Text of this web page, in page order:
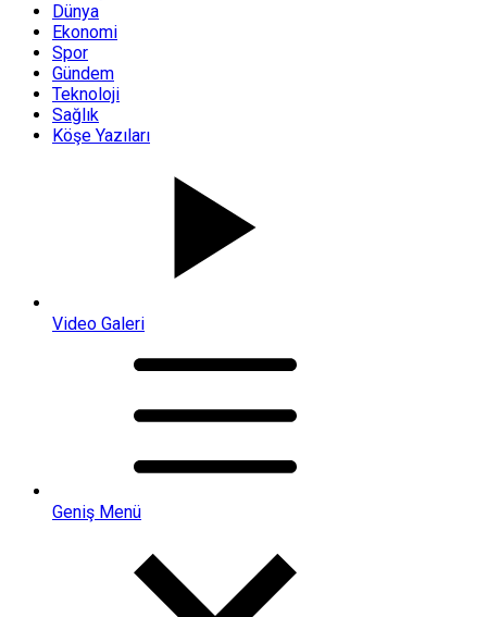
Dünya
Ekonomi
Spor
Gündem
Teknoloji
Sağlık
Köşe Yazıları
Video Galeri
Geniş Menü